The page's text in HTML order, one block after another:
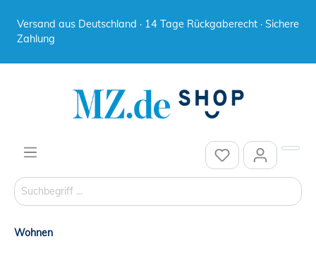
Versand aus Deutschland · 14 Tage Rückgaberecht · Sichere
Zahlung
Wohnen